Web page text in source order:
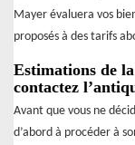
Mayer évaluera vos
proposés à des tarifs
Estimations de
contactez
Avant que vous ne
d’abord à procéder à